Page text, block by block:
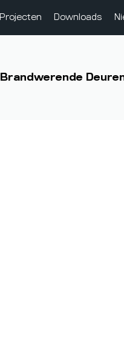
Projecten Downloads
Brandwerende